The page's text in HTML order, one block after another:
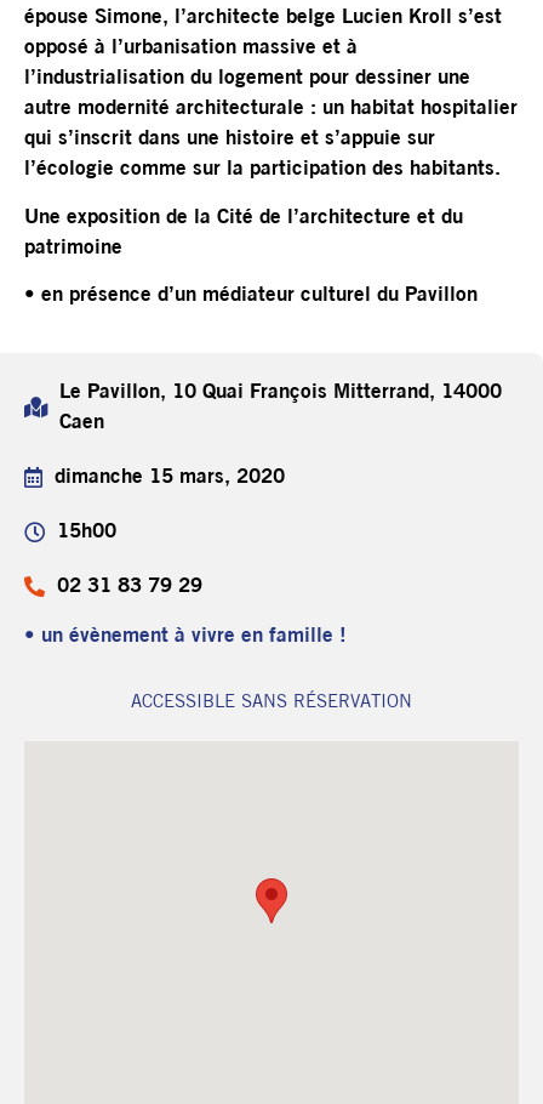
épouse Simone, l’architecte belge Lucien Kroll s’est
opposé à l’urbanisation massive et à
l’industrialisation du logement pour dessiner une
autre modernité architecturale : un habitat hospitalier
qui s’inscrit dans une histoire et s’appuie sur
l’écologie comme sur la participation des habitants.
Une exposition de la Cité de l’architecture et du
patrimoine
• en présence d’un médiateur culturel du Pavillon
Le Pavillon, 10 Quai François Mitterrand, 14000
Caen
dimanche 15 mars, 2020
15h00
02 31 83 79 29
• un évènement à vivre en famille !
ACCESSIBLE SANS RÉSERVATION